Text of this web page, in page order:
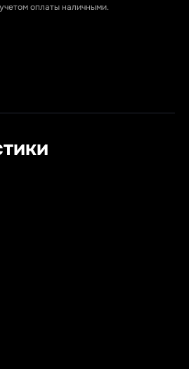
оплаты наличными.